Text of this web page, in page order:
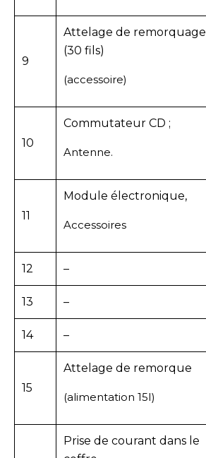
9
Attelage de remorquage
(30 fils)
(accessoire)
10
Commutateur CD ;
Antenne.
11
Module électronique,
Accessoires
12 –
13 –
14 –
15
Attelage de remorque
(alimentation 15I)
Prise de courant dans le